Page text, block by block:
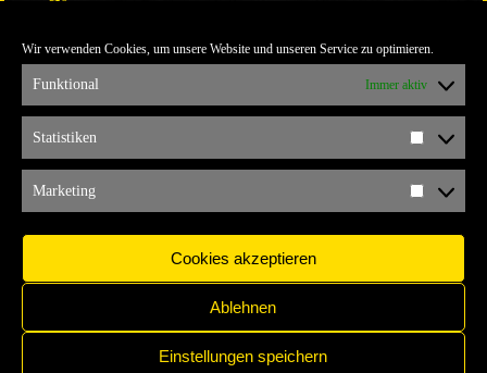
Wir verwenden Cookies, um unsere Website und unseren Service zu optimieren.
Funktional Immer aktiv
Statistiken
Marketing
Cookies akzeptieren
Ablehnen
Einstellungen speichern
ULTRABLOG DER YELLOW CONNECTION
ALEMANNIA VERKAUFT MAN NICHT
ARCHIV
ARCHIV
IMPRESSUM